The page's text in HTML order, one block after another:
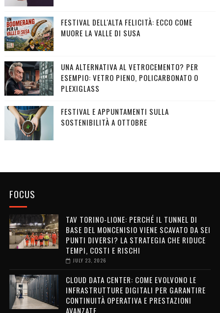
FESTIVAL DELL'ALTA FELICITÀ: ECCO COME
MUORE LA VALLE DI SUSA
UNA ALTERNATIVA AL VETROCEMENTO? PER
ESEMPIO: VETRO PIENO, POLICARBONATO O
PLEXIGLASS
FESTIVAL E APPUNTAMENTI SULLA
SOSTENIBILITÀ A OTTOBRE
FOCUS
TAV TORINO-LIONE: PERCHÉ IL TUNNEL DI
BASE DEL MONCENISIO VIENE SCAVATO DA SEI
PUNTI DIVERSI? LA STRATEGIA CHE RIDUCE
TEMPI, COSTI E RISCHI
JULY 23, 2026
CLOUD DATA CENTER: COME EVOLVONO LE
INFRASTRUTTURE DIGITALI PER GARANTIRE
CONTINUITÀ OPERATIVA E PRESTAZIONI
AVANZATE